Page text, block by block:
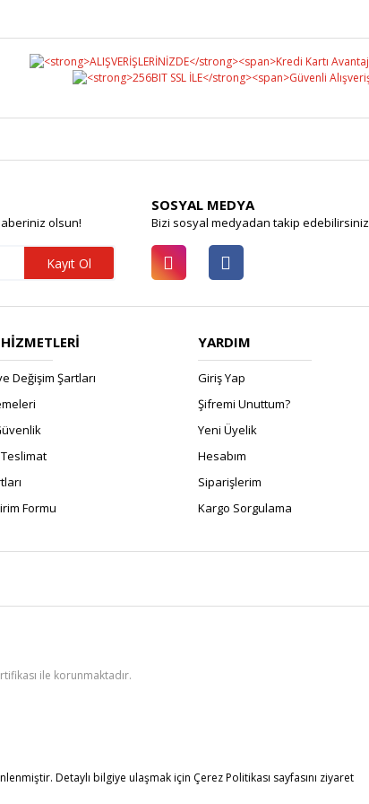
Detaylı bilgiye ulaşmak için Çerez Politikası sayfasını ziyaret
olsun!
Kayıt Ol
SOSYAL MEDYA
Bizi sosyal medyadan takip edebilirsiniz
Değişim Şartları
Formu
YARDIM
Giriş Yap
Şifremi Unuttum?
Yeni Üyelik
Hesabım
Siparişlerim
Kargo Sorgulama
ile korunmaktadır.